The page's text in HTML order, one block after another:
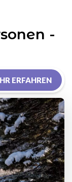
-
ERFAHREN